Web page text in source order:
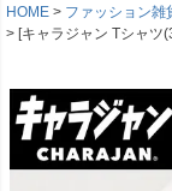
HOME ファッション雑
[キャラジャン Tシャツ